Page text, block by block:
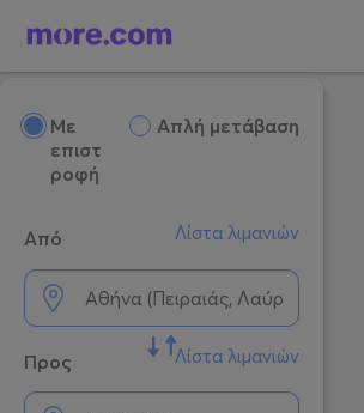
Mε
επιστ
ροφή
Απλή μετάβαση
Από Λίστα λιμανιών
Προς Λίστα λιμανιών